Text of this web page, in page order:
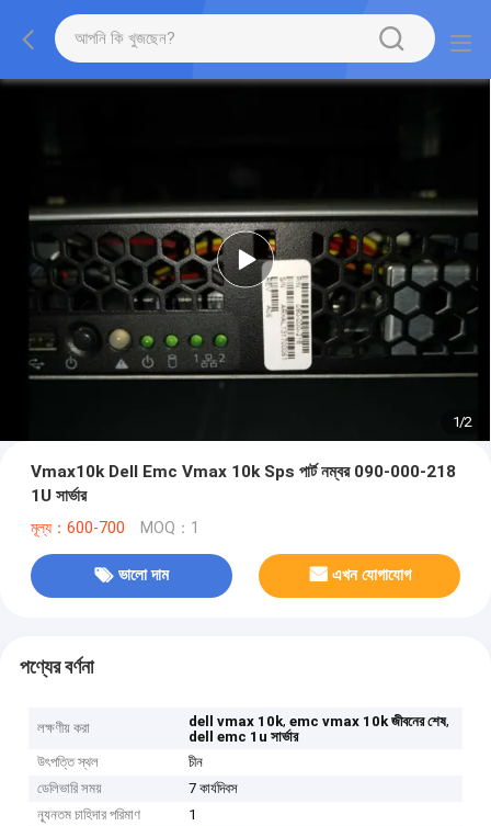
1/2
Vmax10k Dell Emc Vmax 10k Sps পার্ট নম্বর 090-000-218
1U সার্ভার
মূল্য：600-700 MOQ：1
ভালো দাম এখন যোগাযোগ
পণ্যের বর্ণনা
লক্ষণীয় করা dell vmax 10k,emc vmax 10k জীবনের শেষ,
dell emc 1u সার্ভার
উৎপত্তি স্থল
চীন
ডেলিভারি সময়
7 কার্যদিবস
ন্যূনতম চাহিদার পরিমাণ
1